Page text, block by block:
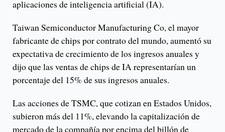
aplicaciones de inteligencia artificial (IA).
Taiwan Semiconductor Manufacturing Co, el mayor
fabricante de chips por contrato del mundo, aumentó su
expectativa de crecimiento de los ingresos anuales y
dijo que las ventas de chips de IA representarían un
porcentaje del 15% de sus ingresos anuales.
Las acciones de TSMC, que cotizan en Estados Unidos,
subieron más del 11%, elevando la capitalización de
mercado de la compañía por encima del billón de